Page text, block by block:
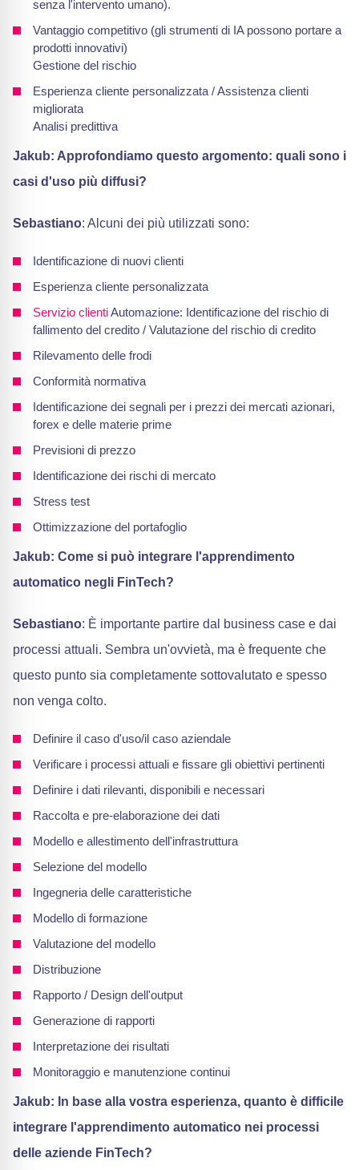
senza l'intervento umano).
Vantaggio competitivo (gli strumenti di IA possono portare a
prodotti innovativi)
Gestione del rischio
Esperienza cliente personalizzata / Assistenza clienti
migliorata
Analisi predittiva
Jakub: Approfondiamo questo argomento: quali sono i
casi d'uso più diffusi?
Sebastiano: Alcuni dei più utilizzati sono:
Identificazione di nuovi clienti
Esperienza cliente personalizzata
Servizio clientiAutomazione: Identificazione del rischio di
fallimento del credito / Valutazione del rischio di credito
Rilevamento delle frodi
Conformità normativa
Identificazione dei segnali per i prezzi dei mercati azionari,
forex e delle materie prime
Previsioni di prezzo
Identificazione dei rischi di mercato
Stress test
Ottimizzazione del portafoglio
Jakub: Come si può integrare l'apprendimento
automatico negli FinTech?
Sebastiano: È importante partire dal business case e dai
processi attuali. Sembra un'ovvietà, ma è frequente che
questo punto sia completamente sottovalutato e spesso
non venga colto.
Definire il caso d'uso/il caso aziendale
Verificare i processi attuali e fissare gli obiettivi pertinenti
Definire i dati rilevanti, disponibili e necessari
Raccolta e pre-elaborazione dei dati
Modello e allestimento dell'infrastruttura
Selezione del modello
Ingegneria delle caratteristiche
Modello di formazione
Valutazione del modello
Distribuzione
Rapporto / Design dell'output
Generazione di rapporti
Interpretazione dei risultati
Monitoraggio e manutenzione continui
Jakub: In base alla vostra esperienza, quanto è difficile
integrare l'apprendimento automatico nei processi
delle aziende FinTech?